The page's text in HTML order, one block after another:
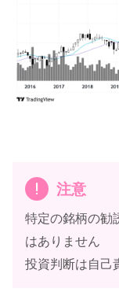
注意
特定の銘柄の勧
はありません
投資判断は自己